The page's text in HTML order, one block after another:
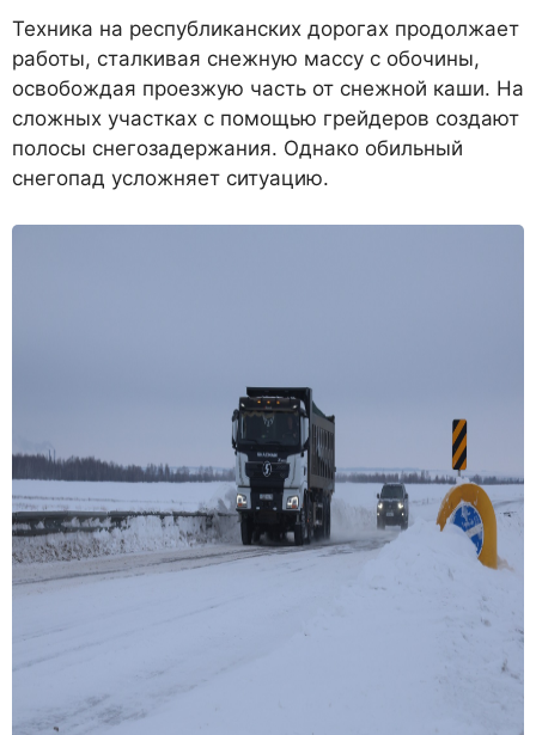
Техника на республиканских дорогах продолжает
работы, сталкивая снежную массу с обочины,
освобождая проезжую часть от снежной каши. На
сложных участках с помощью грейдеров создают
полосы снегозадержания. Однако обильный
снегопад усложняет ситуацию.